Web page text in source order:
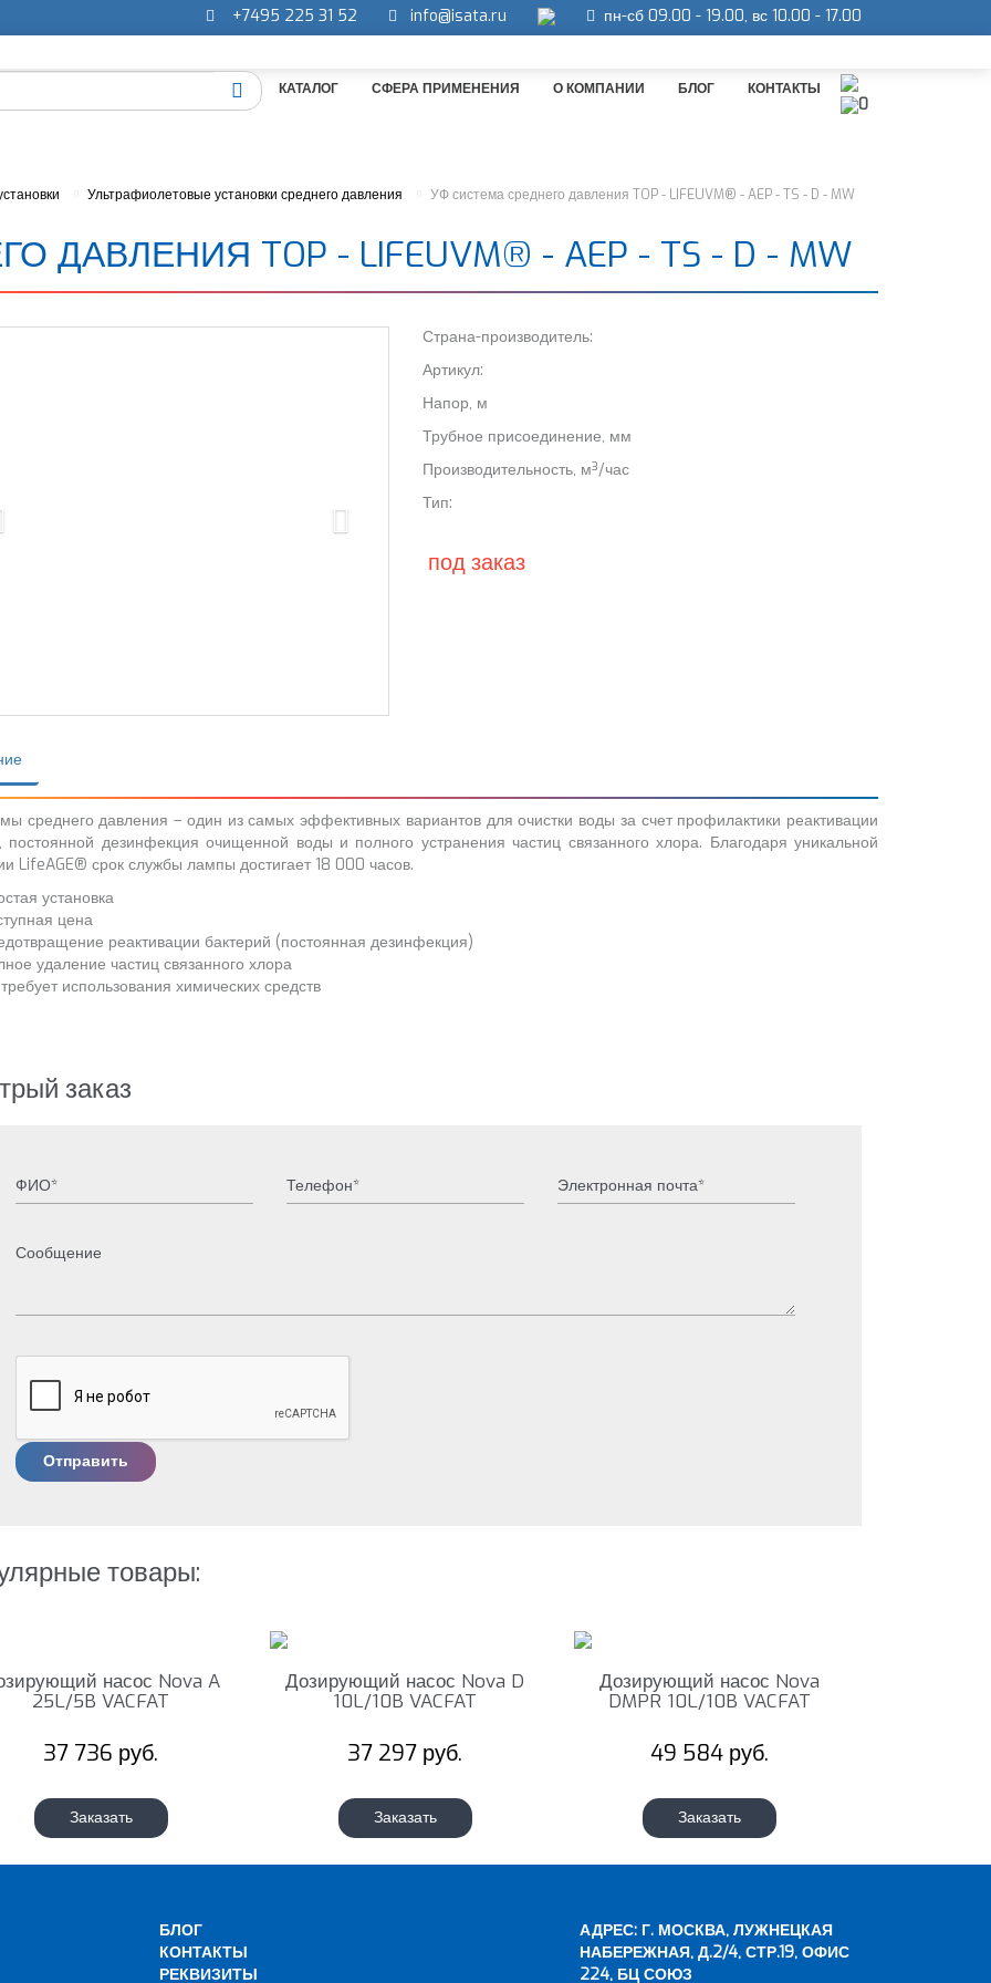
+7495 225 31 52 info@isata.ru пн-сб 09.00 - 19.00, вс 10.00 - 17.00
КАТАЛОГ СФЕРА ПРИМЕНЕНИЯ О КОМПАНИИ БЛОГ КОНТАКТЫ
0
Ультрафиолетовые установки среднего давления УФ система среднего давления TOP - LIFEUVM® - AEP - TS - D - MW
TOP - LIFEUVM® - AEP - TS - D - MW
Страна-производитель:
Артикул:
Напор, м
Трубное присоединение, мм
Производительность, м³/час
Тип:
под заказ
среднего давления – один из самых эффективных вариантов для очистки воды за счет профилактики реактивации
постоянной дезинфекция очищенной воды и полного устранения частиц связанного хлора. Благодаря уникальной
LifeAGE® срок службы лампы достигает 18 000 часов.
установка
цена
реактивации бактерий (постоянная дезинфекция)
удаление частиц связанного хлора
использования химических средств
заказ
Отправить
товары:
насос Nova A
25L/5B VACFAT
37 736 руб.
Заказать
Дозирующий насос Nova D
10L/10B VACFAT
37 297 руб.
Заказать
Дозирующий насос Nova
DMPR 10L/10B VACFAT
49 584 руб.
Заказать
БЛОГ
КОНТАКТЫ
РЕКВИЗИТЫ
АДРЕС: Г. МОСКВА, ЛУЖНЕЦКАЯ
НАБЕРЕЖНАЯ, Д.2/4, СТР.19, ОФИС
224, БЦ СОЮЗ